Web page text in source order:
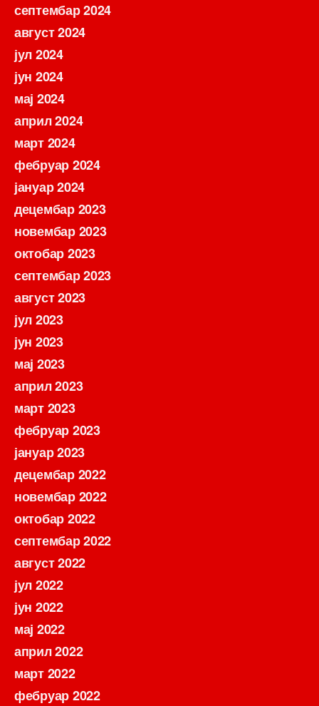
септембар 2024
август 2024
јул 2024
јун 2024
мај 2024
април 2024
март 2024
фебруар 2024
јануар 2024
децембар 2023
новембар 2023
октобар 2023
септембар 2023
август 2023
јул 2023
јун 2023
мај 2023
април 2023
март 2023
фебруар 2023
јануар 2023
децембар 2022
новембар 2022
октобар 2022
септембар 2022
август 2022
јул 2022
јун 2022
мај 2022
април 2022
март 2022
фебруар 2022